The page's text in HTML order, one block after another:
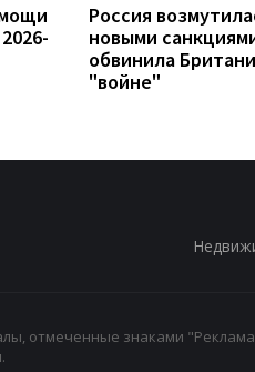
Россия
новыми
обвинила
"войне"
отмеченные знаками